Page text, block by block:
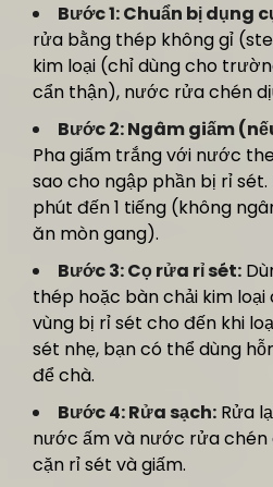
Bước 1: Chuẩn bị dụng
rửa bằng thép không gỉ
kim loại (chỉ dùng cho
cẩn thận), nước rửa chén
Bước 2: Ngâm giấm
Pha giấm trắng với nước
sao cho ngập phần bị rỉ
phút đến 1 tiếng (không
ăn mòn gang).
Bước 3: Cọ rửa rỉ sét:
thép hoặc bàn chải kim
vùng bị rỉ sét cho đến khi
sét nhẹ, bạn có thể dùng
để chà.
Bước 4: Rửa sạch: Rửa
nước ấm và nước rửa chén
cặn rỉ sét và giấm.